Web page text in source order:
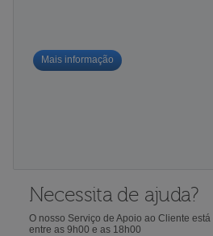
Mais informação
Necessita de ajuda?
O nosso Serviço de Apoio ao Cliente
entre as 9h00 e as 18h00